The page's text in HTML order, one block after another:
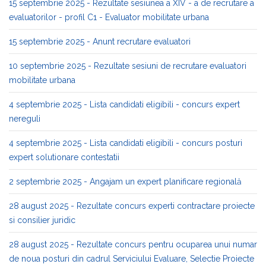
15 septembrie 2025 - Rezultate sesiunea a XIV - a de recrutare a
evaluatorilor - profil C1 - Evaluator mobilitate urbana
15 septembrie 2025 - Anunt recrutare evaluatori
10 septembrie 2025 - Rezultate sesiuni de recrutare evaluatori
mobilitate urbana
4 septembrie 2025 - Lista candidati eligibili - concurs expert
nereguli
4 septembrie 2025 - Lista candidati eligibili - concurs posturi
expert solutionare contestatii
2 septembrie 2025 - Angajam un expert planificare regională
28 august 2025 - Rezultate concurs experti contractare proiecte
si consilier juridic
28 august 2025 - Rezultate concurs pentru ocuparea unui numar
de noua posturi din cadrul Serviciului Evaluare, Selectie Proiecte